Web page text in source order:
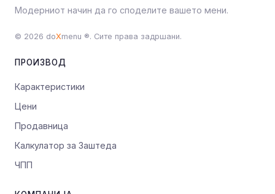
Модерниот начин да го споделите вашето мени.
© 2026 doXmenu ®. Сите права задршани.
ПРОИЗВОД
Карактеристики
Цени
Продавница
Калкулатор за Заштеда
ЧПП